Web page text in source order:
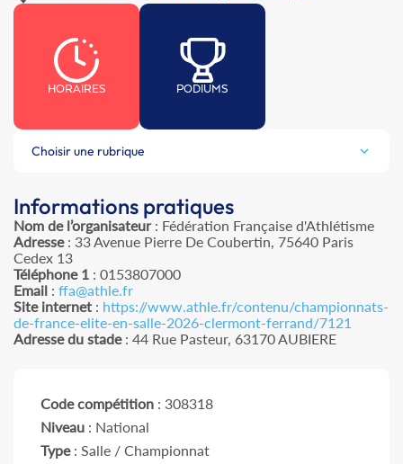
HORAIRES PODIUMS
Choisir une rubrique
Informations pratiques
Nom de l’organisateur: Fédération Française d'Athlétisme
Adresse: 33 Avenue Pierre De Coubertin, 75640 Paris
Cedex 13
Téléphone 1 : 0153807000
Email : ffa@athle.fr
Site internet : https://www.athle.fr/contenu/championnats-
de-france-elite-en-salle-2026-clermont-ferrand/7121
Adresse du stade: 44 Rue Pasteur, 63170 AUBIERE
Code compétition : 308318
Niveau : National
Type: Salle / Championnat